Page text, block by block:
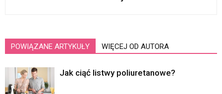
POWIĄZANE ARTYKUŁY WIĘCEJ OD AUTORA
Jak ciąć listwy poliuretanowe?